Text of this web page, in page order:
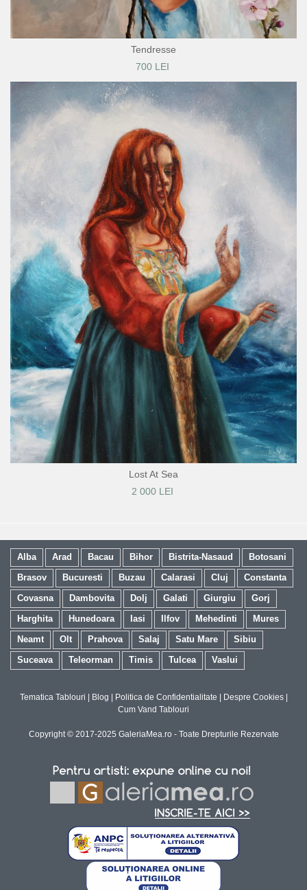
Tendresse
700 LEI
Lost At Sea
2 000 LEI
Alba Arad Bacau Bihor Bistrita-Nasaud
Botosani
Brasov
Bucuresti Buzau Calarasi Cluj
Constanta
Covasna
Dambovita Dolj Galati Giurgiu
Gorj
Harghita
Hunedoara Iasi Ilfov Mehedinti
Mures
Neamt
Olt Prahova Salaj Satu Mare
Sibiu
Suceava
Teleorman Timis Tulcea Vaslui
Tematica Tablouri Blog Politica de Confidentialitate Despre Cookies|
Cum Vand Tablouri
Copyright © 2017-2025 GaleriaMea.ro - Toate Drepturile Rezervate